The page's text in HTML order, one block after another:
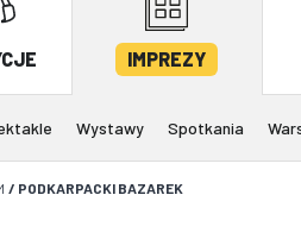
IMPREZY
Wystawy Spotkania
/ PODKARPACKI BAZAREK